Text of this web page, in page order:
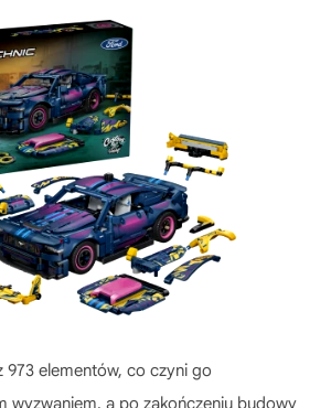
973 elementów, co czyni go
wyzwaniem, a po zakończeniu budowy